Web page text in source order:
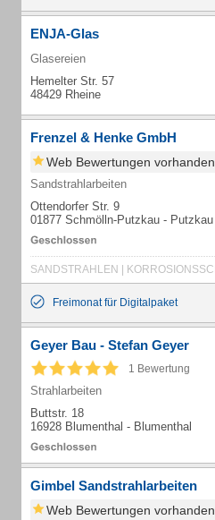
ENJA-Glas
Glasereien
Hemelter Str. 57
48429 Rheine
Frenzel & Henke GmbH
Web Bewertungen vorhanden
Sandstrahlarbeiten
Ottendorfer Str. 9
01877 Schmölln-Putzkau - Putzkau
Freimonat für Digitalpaket
Geyer Bau - Stefan Geyer
1 Bewertung
Strahlarbeiten
Buttstr. 18
16928 Blumenthal - Blumenthal
Gimbel Sandstrahlarbeiten
Web Bewertungen vorhanden